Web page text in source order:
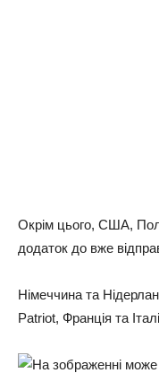
Окрім цього, США,
додаток до вже
Німеччина та
Patriot, Франція та